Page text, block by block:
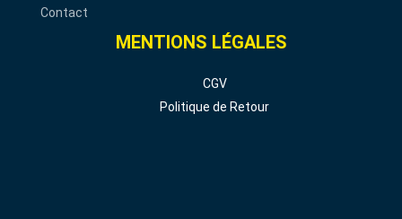
Contact
MENTIONS LÉGALES
CGV
Politique de Retour